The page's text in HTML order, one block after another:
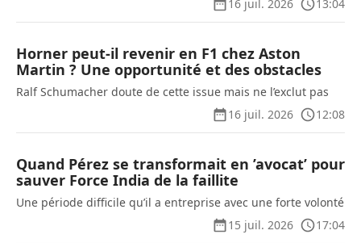
16 juil. 2026
13:04
Horner peut-il revenir en F1 chez Aston
Martin ? Une opportunité et des obstacles
Ralf Schumacher doute de cette issue mais ne l’exclut pas
16 juil. 2026
12:08
Quand Pérez se transformait en ’avocat’ pour
sauver Force India de la faillite
Une période difficile qu’il a entreprise avec une forte volonté
15 juil. 2026
17:04